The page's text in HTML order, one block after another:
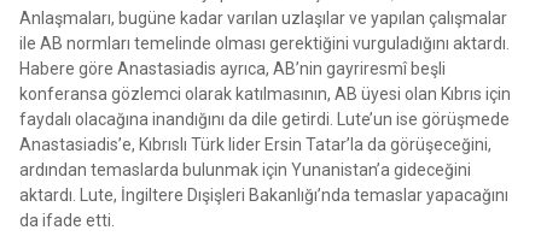
Anlaşmaları, bugüne kadar varılan uzlaşılar ve yapılan çalışmalar
ile AB normları temelinde olması gerektiğini vurguladığını aktardı.
Habere göre Anastasiadis ayrıca, AB’nin gayriresmî beşli
konferansa gözlemci olarak katılmasının, AB üyesi olan Kıbrıs için
faydalı olacağına inandığını da dile getirdi. Lute’un ise görüşmede
Anastasiadis’e, Kıbrıslı Türk lider Ersin Tatar’la da görüşeceğini,
ardından temaslarda bulunmak için Yunanistan’a gideceğini
aktardı. Lute, İngiltere Dışişleri Bakanlığı’nda temaslar yapacağını
da ifade etti.